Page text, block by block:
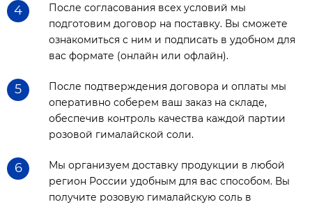
4
После согласования всех условий мы
подготовим договор на поставку. Вы сможете
ознакомиться с ним и подписать в удобном для
вас формате (онлайн или офлайн).
5
После подтверждения договора и оплаты мы
оперативно соберем ваш заказ на складе,
обеспечив контроль качества каждой партии
розовой гималайской соли.
6
Мы организуем доставку продукции в любой
регион России удобным для вас способом. Вы
получите розовую гималайскую соль в